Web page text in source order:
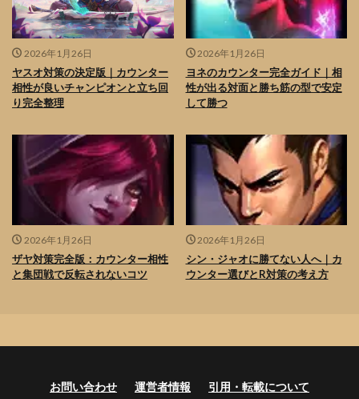
2026年1月26日
ヤスオ対策の決定版｜カウンター
相性が良いチャンピオンと立ち回
り完全整理
2026年1月26日
ヨネのカウンター完全ガイド｜相
性が出る対面と勝ち筋の型で安定
して勝つ
2026年1月26日
ザヤ対策完全版：カウンター相性
と集団戦で反転されないコツ
2026年1月26日
シン・ジャオに勝てない人へ｜カ
ウンター選びとR対策の考え方
お問い合わせ 運営者情報
引用・転載について